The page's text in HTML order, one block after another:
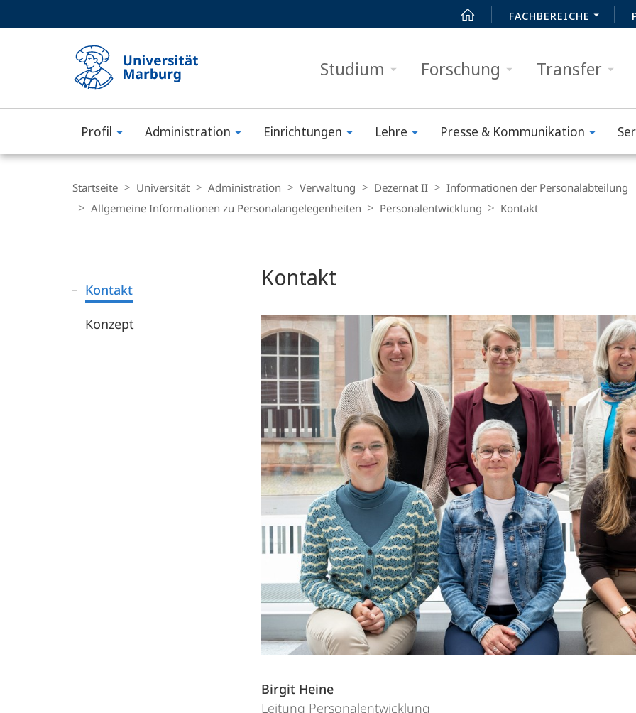
FACHBEREICHE
Studium Forschung Transfer
Philipps-
Universität
Marburg
Profil Administration Einrichtungen Lehre Presse & Kommunikation
Navigation
Startseite Universität Administration Verwaltung Dezernat II
Informationen der Personalabteilung
Allgemeine Informationen zu Personalangelegenheiten
Personalentwicklung Kontakt
Kontakt
Konzept
Kontakt
Birgit Heine
Leitung Personalentwicklung